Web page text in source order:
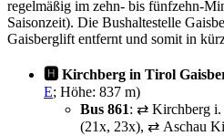
regelmäßig im zehn- bis fünfzehn-
Saisonzeit). Die Bushaltestelle
Gaisberglift entfernt und somit in
🅷 Kirchberg in Tirol
E; Höhe: 837 m)
Bus 861: ⇄ Kirchberg i.
(21x, 23x), ⇄ Aschau